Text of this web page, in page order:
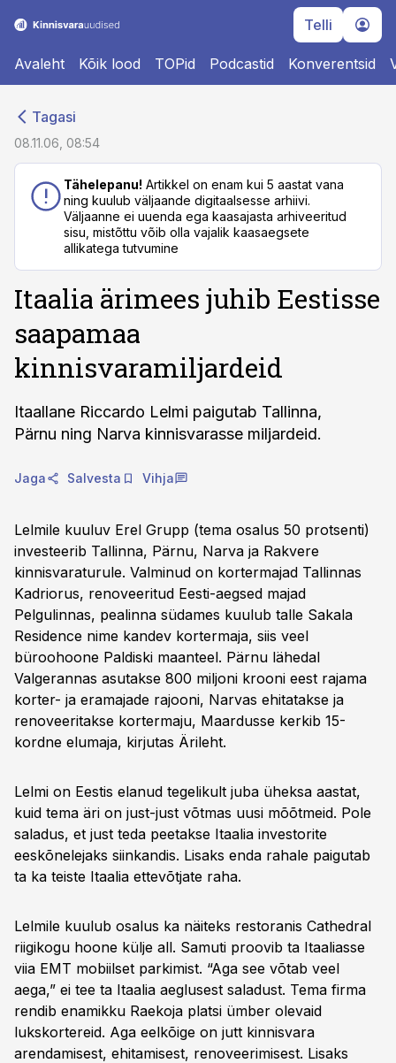
Telli
Avaleht Kõik lood TOPid Podcastid Konverentsid
Tagasi
08.11.06, 08:54
Tähelepanu! Artikkel on enam kui 5 aastat vana
ning kuulub väljaande digitaalsesse arhiivi.
Väljaanne ei uuenda ega kaasajasta arhiveeritud
sisu, mistõttu võib olla vajalik kaasaegsete
allikatega tutvumine
Itaalia ärimees juhib Eestisse
saapamaa
kinnisvaramiljardeid
Itaallane Riccardo Lelmi paigutab Tallinna,
Pärnu ning Narva kinnisvarasse miljardeid.
Jaga Salvesta Vihja
Lelmile kuuluv Erel Grupp (tema osalus 50 protsenti)
investeerib Tallinna, Pärnu, Narva ja Rakvere
kinnisvaraturule. Valminud on kortermajad Tallinnas
Kadriorus, renoveeritud Eesti-aegsed majad
Pelgulinnas, pealinna südames kuulub talle Sakala
Residence nime kandev kortermaja, siis veel
büroohoone Paldiski maanteel. Pärnu lähedal
Valgerannas asutakse 800 miljoni krooni eest rajama
korter- ja eramajade rajooni, Narvas ehitatakse ja
renoveeritakse kortermaju, Maardusse kerkib 15-
kordne elumaja, kirjutas Ärileht.
Lelmi on Eestis elanud tegelikult juba üheksa aastat,
kuid tema äri on just-just võtmas uusi mõõtmeid. Pole
saladus, et just teda peetakse Itaalia investorite
eeskõnelejaks siinkandis. Lisaks enda rahale paigutab
ta ka teiste Itaalia ettevõtjate raha.
Lelmile kuulub osalus ka näiteks restoranis Cathedral
riigikogu hoone külje all. Samuti proovib ta Itaaliasse
viia EMT mobiilset parkimist. “Aga see võtab veel
aega,” ei tee ta Itaalia aeglusest saladust. Tema firma
rendib enamikku Raekoja platsi ümber olevaid
lukskortereid. Aga eelkõige on jutt kinnisvara
arendamisest, ehitamisest, renoveerimisest. Lisaks